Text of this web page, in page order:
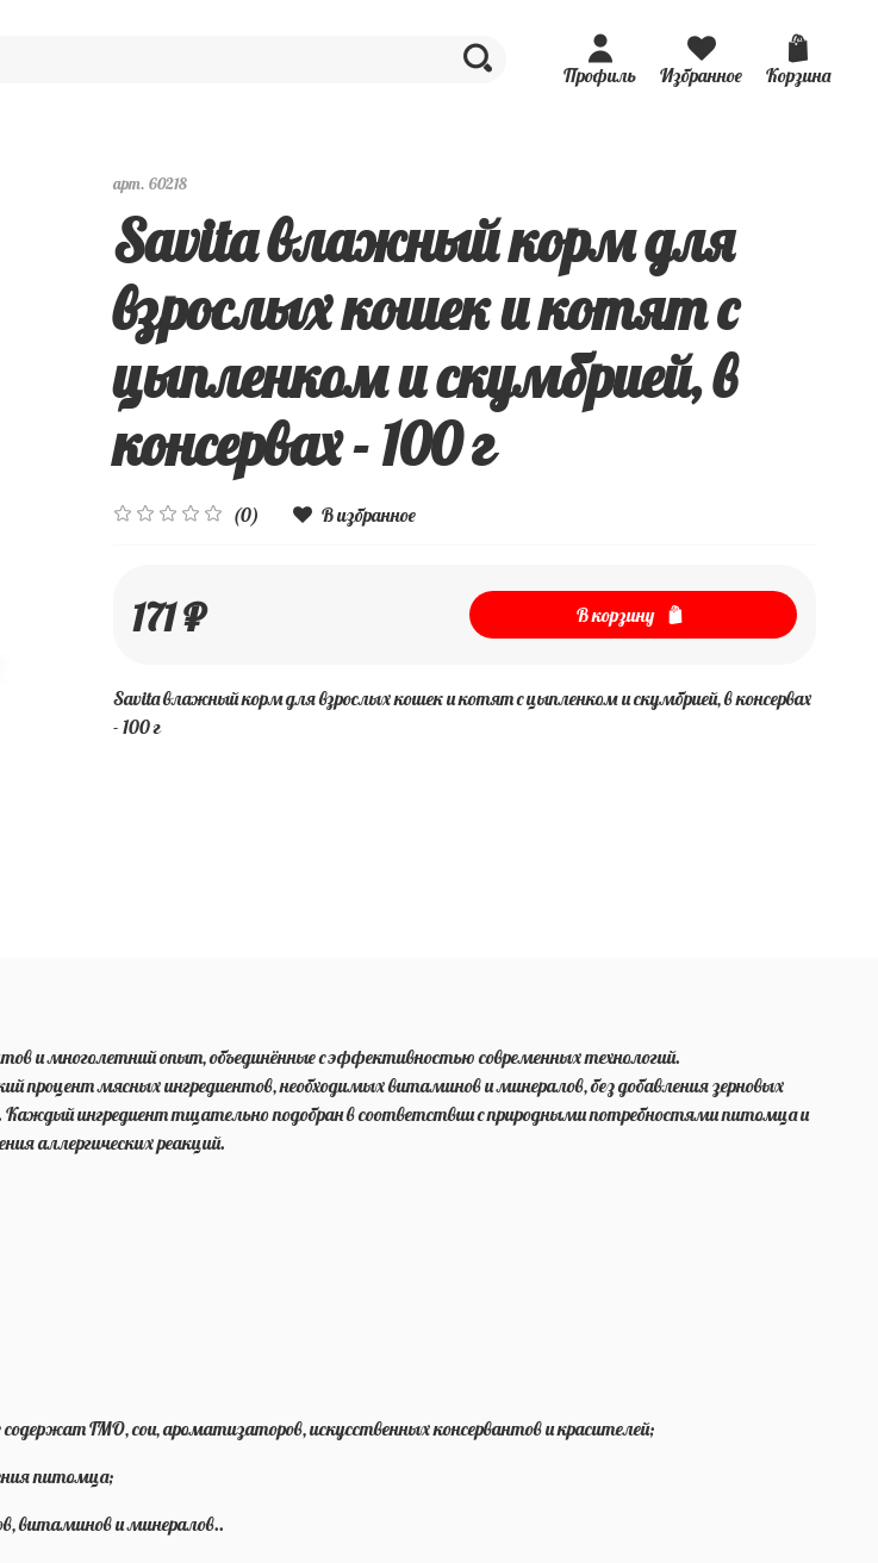
Профиль Избранное Корзина
арт. 60218
Savita влажный корм для
взрослых кошек и котят с
цыпленком и скумбрией, в
консервах - 100 г
(0) В избранное
171 ₽ В корзину
Savita влажный корм для взрослых кошек и котят с цыпленком и скумбрией, в консервах
- 100 г
и многолетний опыт, объединённые с эффективностью современных технологий.
процент мясных ингредиентов, необходимых витаминов и минералов, без добавления зерновых
Каждый ингредиент тщательно подобран в соответствии с природными потребностями питомца и
аллергических реакций.
ГМО, сои, ароматизаторов, искусственных консервантов и красителей;
питомца;
витаминов и минералов..